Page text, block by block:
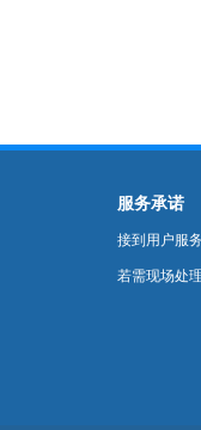
服务承诺
接到用户服
若需现场处